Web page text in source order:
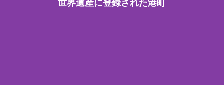
​世界遺産に登録された港町